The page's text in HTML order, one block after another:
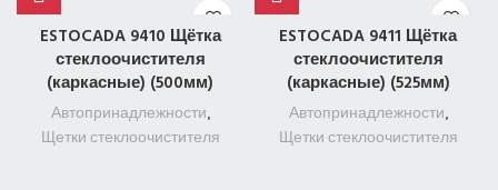
ESTOCADA 9410 Щётка
стеклоочистителя
(каркасные) (500мм)
Автопринадлежности,
Щетки стеклоочистителя
ESTOCADA 9411 Щётка
стеклоочистителя
(каркасные) (525мм)
Автопринадлежности,
Щетки стеклоочистителя